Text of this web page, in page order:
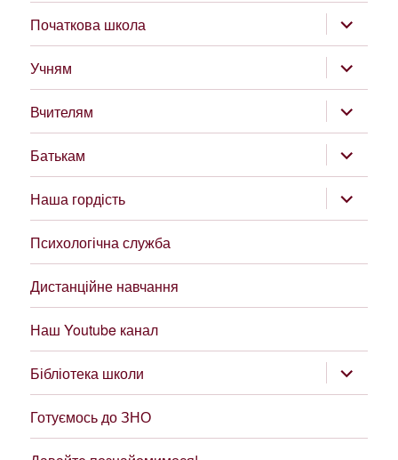
Початкова школа
підменю
Учням
підменю
Вчителям
підменю
Батькам
підменю
Наша гордість
підменю
Психологічна служба
Дистанційне навчання
Наш Youtube канал
Бібліотека школи
підменю
Готуємось до ЗНО